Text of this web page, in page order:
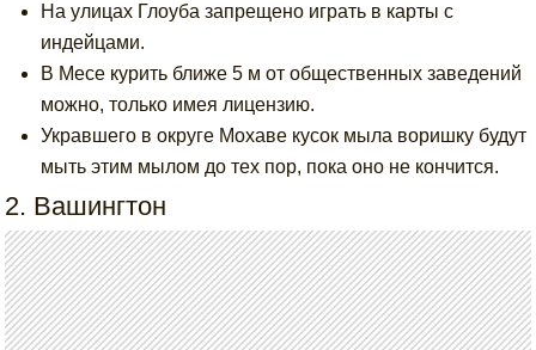
На улицах Глоуба запрещено играть в карты с
индейцами.
В Месе курить ближе 5 м от общественных заведений
можно, только имея лицензию.
Укравшего в округе Мохаве кусок мыла воришку будут
мыть этим мылом до тех пор, пока оно не кончится.
2. Вашингтон